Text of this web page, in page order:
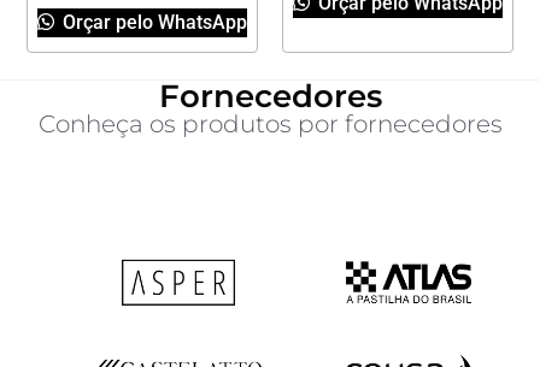
Orçar pelo WhatsApp
Fornecedores
Conheça os produtos por fornecedores